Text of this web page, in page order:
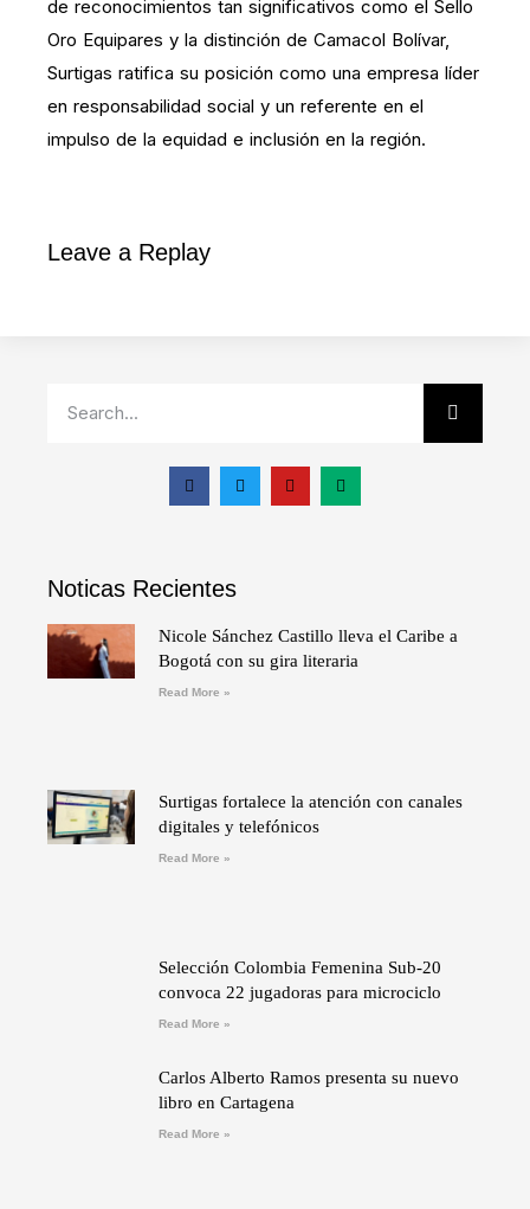
de reconocimientos tan significativos como el Sello
Oro Equipares y la distinción de Camacol Bolívar,
Surtigas ratifica su posición como una empresa líder
en responsabilidad social y un referente en el
impulso de la equidad e inclusión en la región.
Leave a Replay
Noticas Recientes
Nicole Sánchez Castillo lleva el Caribe a
Bogotá con su gira literaria
Read More »
Surtigas fortalece la atención con canales
digitales y telefónicos
Read More »
Selección Colombia Femenina Sub-20
convoca 22 jugadoras para microciclo
Read More »
Carlos Alberto Ramos presenta su nuevo
libro en Cartagena
Read More »